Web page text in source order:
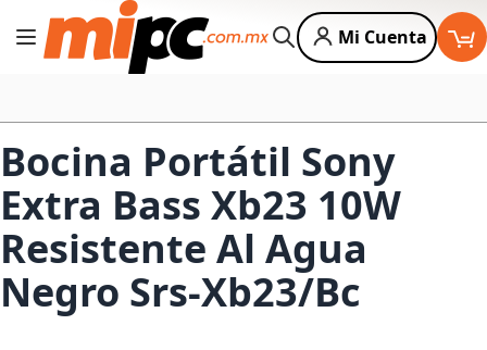
Cambiar Nav
Buscar
Mi Cuenta
Bocina Portátil Sony
Extra Bass Xb23 10W
Resistente Al Agua
Negro Srs-Xb23/Bc